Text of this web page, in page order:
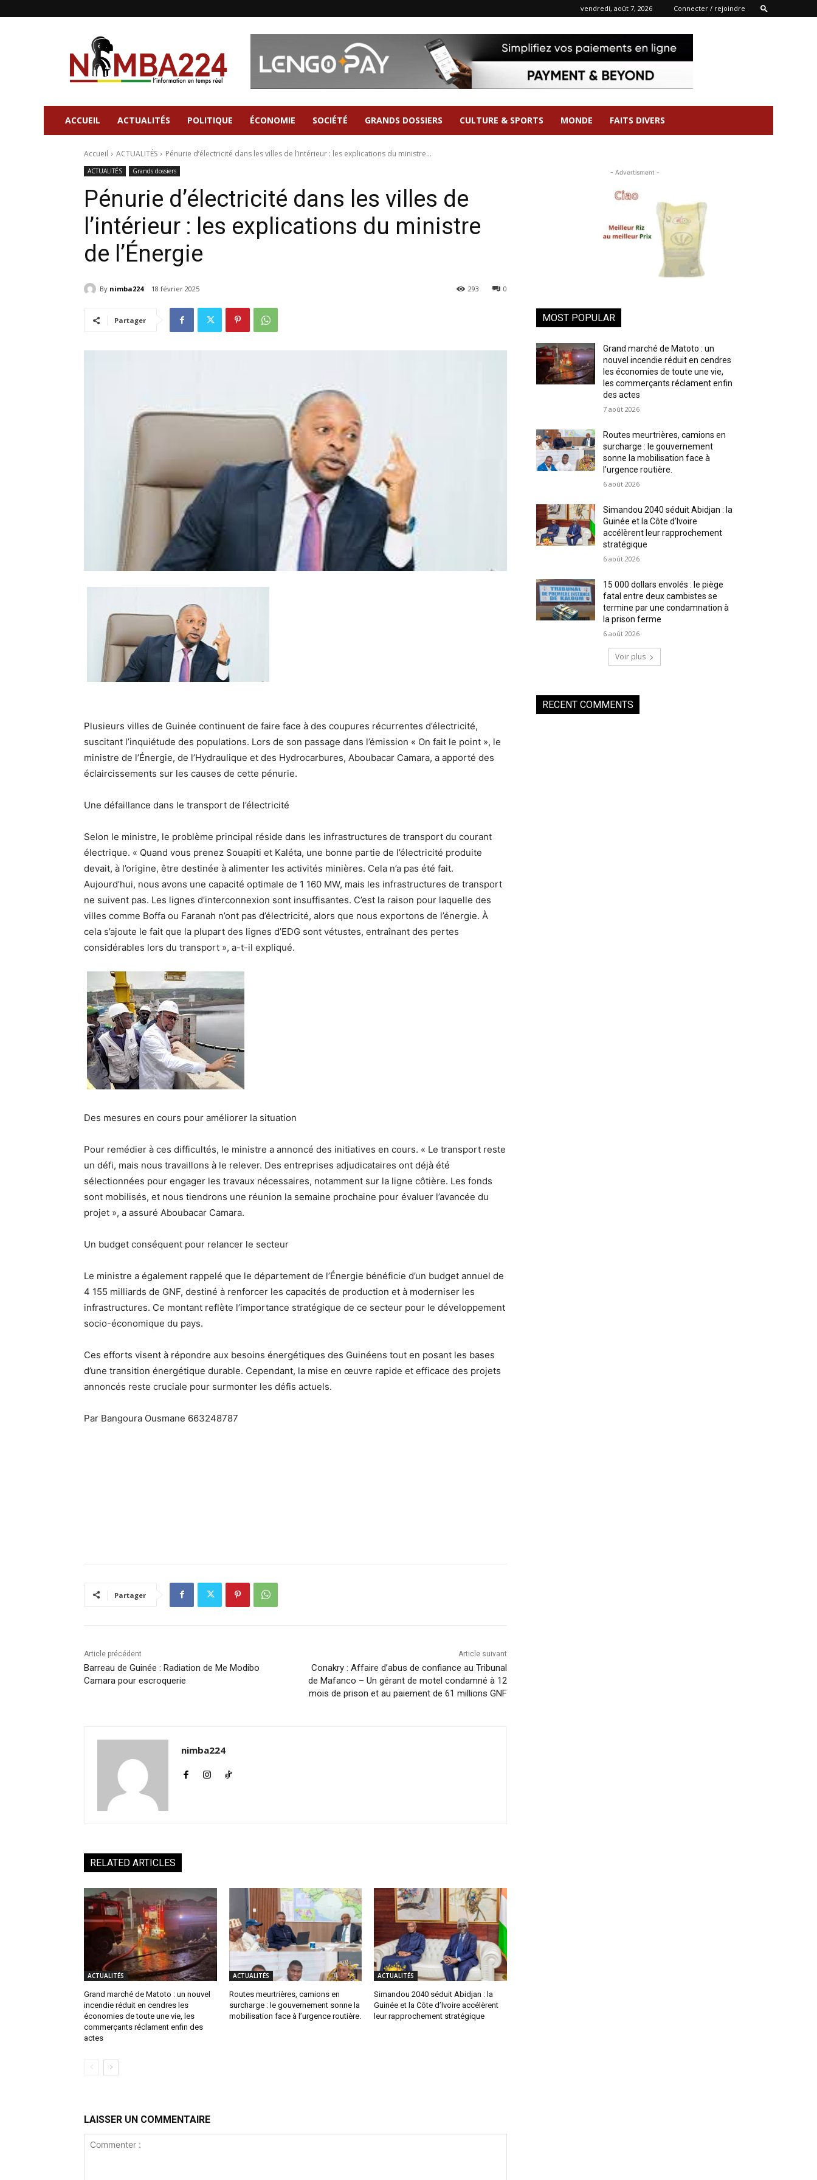
vendredi, août 7, 2026 Connecter / rejoindre
Nimba224
Site
d'information
ACCUEIL ACTUALITÉS POLITIQUE ÉCONOMIE SOCIÉTÉ GRANDS DOSSIERS CULTURE & SPORTS MONDE FAITS DIVERS
Accueil ACTUALITÉS Pénurie d’électricité dans les villes de l’intérieur : les explications du ministre...
ACTUALITÉS Grands dossiers
Pénurie d’électricité dans les villes de
l’intérieur : les explications du ministre
de l’Énergie
By nimba224 18 février 2025 0
293
Partager
Plusieurs villes de Guinée continuent de faire face à des coupures récurrentes d’électricité,
suscitant l’inquiétude des populations. Lors de son passage dans l’émission « On fait le point », le
ministre de l’Énergie, de l’Hydraulique et des Hydrocarbures, Aboubacar Camara, a apporté des
éclaircissements sur les causes de cette pénurie.
Une défaillance dans le transport de l’électricité
Selon le ministre, le problème principal réside dans les infrastructures de transport du courant
électrique. « Quand vous prenez Souapiti et Kaléta, une bonne partie de l’électricité produite
devait, à l’origine, être destinée à alimenter les activités minières. Cela n’a pas été fait.
Aujourd’hui, nous avons une capacité optimale de 1 160 MW, mais les infrastructures de transport
ne suivent pas. Les lignes d’interconnexion sont insuffisantes. C’est la raison pour laquelle des
villes comme Boffa ou Faranah n’ont pas d’électricité, alors que nous exportons de l’énergie. À
cela s’ajoute le fait que la plupart des lignes d’EDG sont vétustes, entraînant des pertes
considérables lors du transport », a-t-il expliqué.
Des mesures en cours pour améliorer la situation
Pour remédier à ces difficultés, le ministre a annoncé des initiatives en cours. « Le transport reste
un défi, mais nous travaillons à le relever. Des entreprises adjudicataires ont déjà été
sélectionnées pour engager les travaux nécessaires, notamment sur la ligne côtière. Les fonds
sont mobilisés, et nous tiendrons une réunion la semaine prochaine pour évaluer l’avancée du
projet », a assuré Aboubacar Camara.
Un budget conséquent pour relancer le secteur
Le ministre a également rappelé que le département de l’Énergie bénéficie d’un budget annuel de
4 155 milliards de GNF, destiné à renforcer les capacités de production et à moderniser les
infrastructures. Ce montant reflète l’importance stratégique de ce secteur pour le développement
socio-économique du pays.
Ces efforts visent à répondre aux besoins énergétiques des Guinéens tout en posant les bases
d’une transition énergétique durable. Cependant, la mise en œuvre rapide et efficace des projets
annoncés reste cruciale pour surmonter les défis actuels.
Par Bangoura Ousmane 663248787
Partager
Article précédent
Barreau de Guinée : Radiation de Me Modibo
Camara pour escroquerie
Article suivant
Conakry : Affaire d’abus de confiance au Tribunal
de Mafanco – Un gérant de motel condamné à 12
mois de prison et au paiement de 61 millions GNF
nimba224
RELATED ARTICLES
ACTUALITÉS
Grand marché de Matoto : un nouvel
incendie réduit en cendres les
économies de toute une vie, les
commerçants réclament enfin des
actes
ACTUALITÉS
Routes meurtrières, camions en
surcharge : le gouvernement sonne la
mobilisation face à l’urgence routière.
ACTUALITÉS
Simandou 2040 séduit Abidjan : la
Guinée et la Côte d’Ivoire accélèrent
leur rapprochement stratégique
LAISSER UN COMMENTAIRE
- Advertisment -
MOST POPULAR
Grand marché de Matoto : un
nouvel incendie réduit en cendres
les économies de toute une vie,
les commerçants réclament enfin
des actes
7 août 2026
Routes meurtrières, camions en
surcharge : le gouvernement
sonne la mobilisation face à
l’urgence routière.
6 août 2026
Simandou 2040 séduit Abidjan : la
Guinée et la Côte d’Ivoire
accélèrent leur rapprochement
stratégique
6 août 2026
15 000 dollars envolés : le piège
fatal entre deux cambistes se
termine par une condamnation à
la prison ferme
6 août 2026
Voir plus
RECENT COMMENTS